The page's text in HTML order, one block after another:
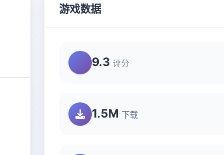
游戏数据
9.3 评分
1.5M 下载